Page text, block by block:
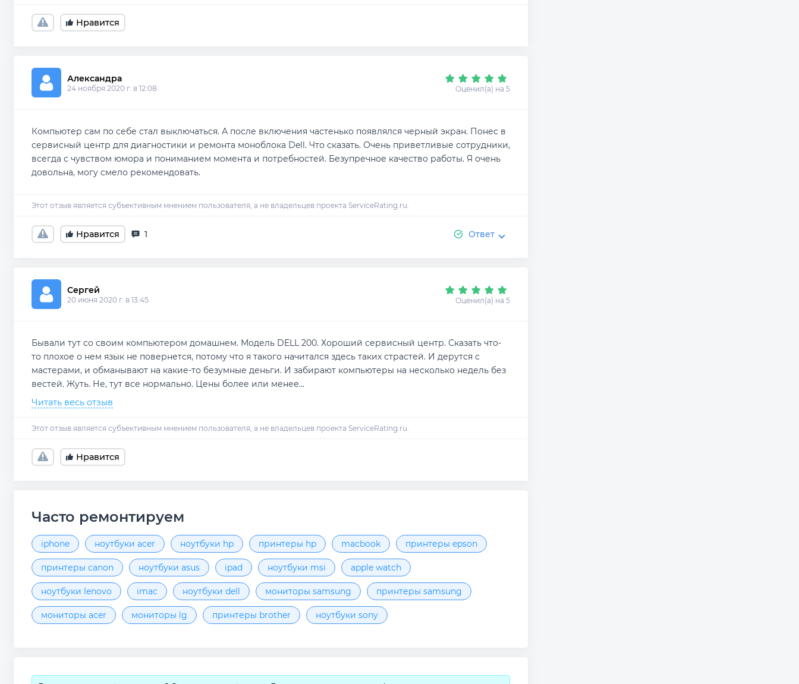
Нравится
Александра
24 ноября 2020 г. в 12:08 Оценил(а) на 5
Компьютер сам по себе стал выключаться. А после включения частенько появлялся черный экран. Понес в
сервисный центр для диагностики и ремонта моноблока Dell. Что сказать. Очень приветливые сотрудники,
всегда с чувством юмора и пониманием момента и потребностей. Безупречное качество работы. Я очень
довольна, могу смело рекомендовать.
Нравится 1 Ответ
Сергей
20 июня 2020 г. в 13:45 Оценил(а) на 5
Бывали тут со своим компьютером домашнем. Модель DELL 200. Хороший сервисный центр. Сказать что-
то плохое о нем язык не повернется, потому что я такого начитался здесь таких страстей. И дерутся с
мастерами, и обманывают на какие-то безумные деньги. И забирают компьютеры на несколько недель без
вестей. Жуть. Не, тут все нормально. Цены более или менее...
Читать весь отзыв
Нравится
Часто ремонтируем
iphone ноутбуки acer ноутбуки hp принтеры hp macbook принтеры epson
принтеры canon ноутбуки asus ipad ноутбуки msi apple watch
ноутбуки lenovo imac ноутбуки dell мониторы samsung принтеры samsung
мониторы acer мониторы lg принтеры brother ноутбуки sony